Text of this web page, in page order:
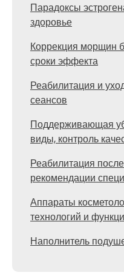
Парадоксы
здоровье
Коррекция морщин
сроки эффекта
Реабилитация и
сеансов
Поддерживающая
виды, контроль
Реабилитация
рекомендации
Аппараты
технологий и
Наполнитель